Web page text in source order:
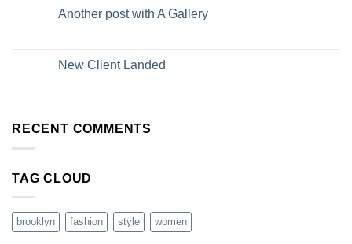
Another post with A Gallery
New Client Landed
RECENT COMMENTS
TAG CLOUD
brooklyn fashion style women